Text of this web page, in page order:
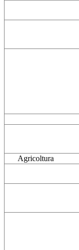
Agricoltura